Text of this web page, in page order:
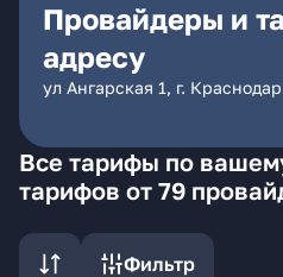
Провайдеры и
адресу
ул Ангарская 1, г. Краснодар
Все тарифы по
тарифов от 79
Фильтр